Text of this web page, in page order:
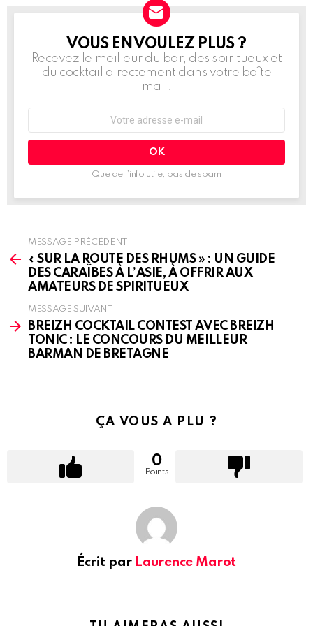
NEWSLETTER
VOUS EN VOULEZ PLUS ?
Recevez le meilleur du bar, des spiritueux et
du cocktail directement dans votre boîte
mail.
mail
Que de l’info utile, pas de spam
more
MESSAGE PRÉCÉDENT
« SUR LA ROUTE DES RHUMS » : UN GUIDE
DES CARAÏBES À L’ASIE, À OFFRIR AUX
AMATEURS DE SPIRITUEUX
MESSAGE SUIVANT
BREIZH COCKTAIL CONTEST AVEC BREIZH
TONIC : LE CONCOURS DU MEILLEUR
BARMAN DE BRETAGNE
ÇA VOUS A PLU ?
0
Points
Écrit par Laurence Marot